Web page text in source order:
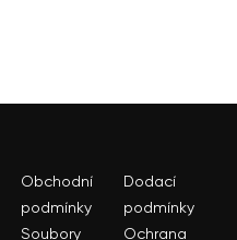
Obchodní
podmínky
Dodací
podmínky
Soubory
Ochrana